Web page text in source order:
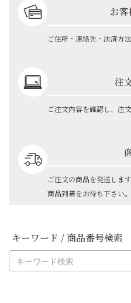
お
ご住所・連絡先・決済方
注
ご注文内容を確認し、注文
ご注文の商品を発送します
商品到着をお待ち下さい。
キーワード / 商品番号検索